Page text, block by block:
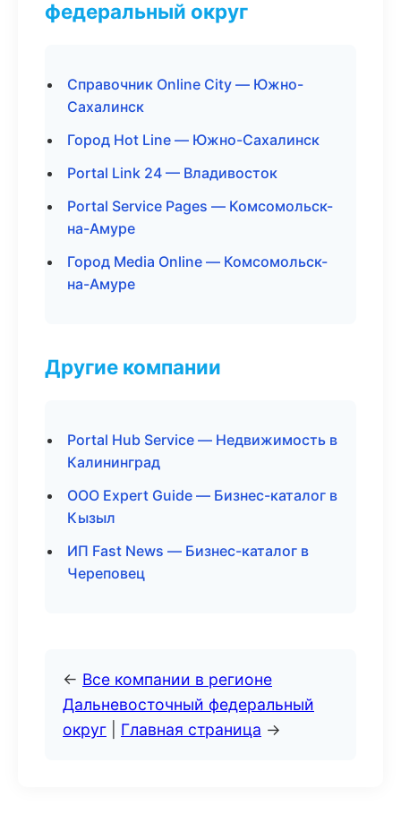
федеральный округ
Справочник Online City — Южно-
Сахалинск
Город Hot Line — Южно-Сахалинск
Portal Link 24 — Владивосток
Portal Service Pages — Комсомольск-
на-Амуре
Город Media Online — Комсомольск-
на-Амуре
Другие компании
Portal Hub Service — Недвижимость в
Калининград
ООО Expert Guide — Бизнес-каталог в
Кызыл
ИП Fast News — Бизнес-каталог в
Череповец
← Все компании в регионе
Дальневосточный федеральный
округ
Главная страница →